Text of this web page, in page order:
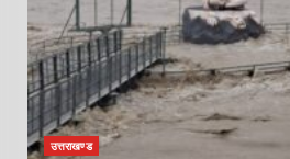
उत्तराखण्ड